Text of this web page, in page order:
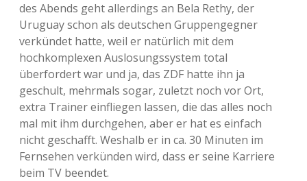
des Abends geht allerdings an Bela Rethy, der
Uruguay schon als deutschen Gruppengegner
verkündet hatte, weil er natürlich mit dem
hochkomplexen Auslosungssystem total
überfordert war und ja, das ZDF hatte ihn ja
geschult, mehrmals sogar, zuletzt noch vor Ort,
extra Trainer einfliegen lassen, die das alles noch
mal mit ihm durchgehen, aber er hat es einfach
nicht geschafft. Weshalb er in ca. 30 Minuten im
Fernsehen verkünden wird, dass er seine Karriere
beim TV beendet.